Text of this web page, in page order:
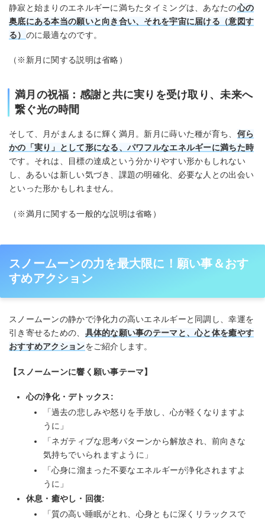
静寂と始まりのエネルギーに満ちたタイミングは、あなたの心の
奥底にある本当の願いと向き合い、それを宇宙に届ける（意図す
る） のに最適なのです。
（※新月に関する説明は省略）
満月の祝福：感謝と共に実りを受け取り、未来へ
繋ぐ光の時間
そして、月がまんまるに輝く満月。新月に蒔いた種が育ち、 何ら
かの「実り」として形になる、パワフルなエネルギーに満ちた時
です。それは、目標の達成という分かりやすい形かもしれない
し、あるいは新しい気づき、課題の明確化、必要な人との出会い
といった形かもしれません。
（※満月に関する一般的な説明は省略）
スノームーンの力を最大限に！願い事＆おす
すめアクション
スノームーンの静かで浄化力の高いエネルギーと同調し、幸運を
引き寄せるための、 具体的な願い事のテーマと、心と体を癒やす
おすすめアクションをご紹介します。
【スノームーンに響く願い事テーマ】
心の浄化・デトックス:
「過去の悲しみや怒りを手放し、心が軽くなりますよ
うに」
「ネガティブな思考パターンから解放され、前向きな
気持ちでいられますように」
「心身に溜まった不要なエネルギーが浄化されますよ
うに」
休息・癒やし・回復:
「質の高い睡眠がとれ、心身ともに深くリラックスで